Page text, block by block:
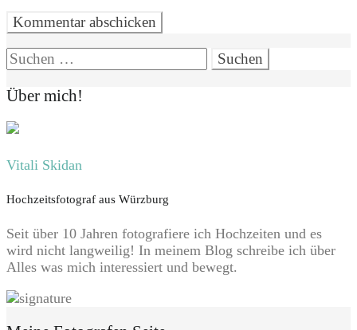
Suchen
nach:
Über mich!
Vitali Skidan
Hochzeitsfotograf aus Würzburg
Seit über 10 Jahren fotografiere ich Hochzeiten und es
wird nicht langweilig! In meinem Blog schreibe ich über
Alles was mich interessiert und bewegt.